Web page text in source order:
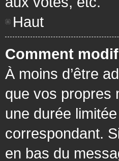
Haut
Comment
À moins d’être
que vos propres
une durée
correspondant.
en bas du